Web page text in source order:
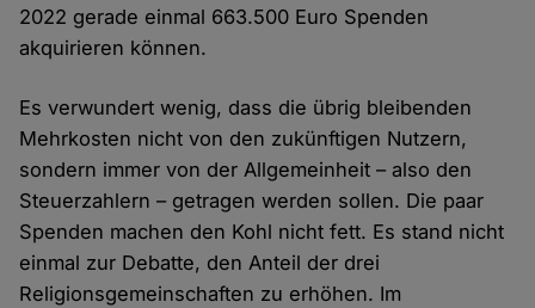
2022 gerade einmal 663.500 Euro Spenden
akquirieren können.
Es verwundert wenig, dass die übrig bleibenden
Mehrkosten nicht von den zukünftigen Nutzern,
sondern immer von der Allgemeinheit – also den
Steuerzahlern – getragen werden sollen. Die paar
Spenden machen den Kohl nicht fett. Es stand nicht
einmal zur Debatte, den Anteil der drei
Religionsgemeinschaften zu erhöhen. Im